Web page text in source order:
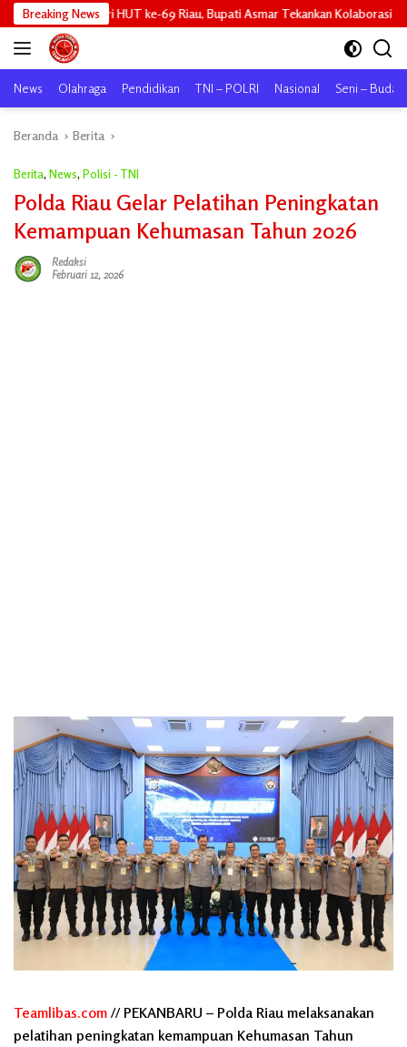
Langsung
ke
konten
Breaking News
HUT ke-69 Riau, Bupati Asmar Tekankan Kolaborasi dan Pemerataan
News Olahraga Pendidikan TNI – POLRI Nasional Seni –
Beranda Berita
Berita, News, Polisi - TNI
Polda Riau Gelar Pelatihan Peningkatan
Kemampuan Kehumasan Tahun 2026
Redaksi
Februari 12, 2026
Teamlibas.com // PEKANBARU – Polda Riau melaksanakan
pelatihan peningkatan kemampuan Kehumasan Tahun